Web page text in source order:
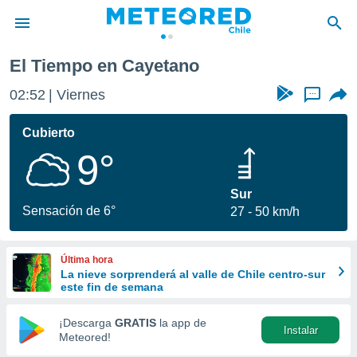
de
por
se
calidad.
a este
las
y
forma
digital
basada
El Tiempo en Cayetano
02:52 Viernes ...
Cubierto
9°
Sensación de 6°
Sur
27
50 km/h
Última hora
La nieve sorprenderá al valle de Chile centro-sur
este fin de semana
¡Descarga GRATIS la app de
Meteored!
Instalar